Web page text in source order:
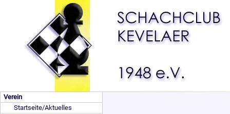
Verein
Startseite/Aktuelles